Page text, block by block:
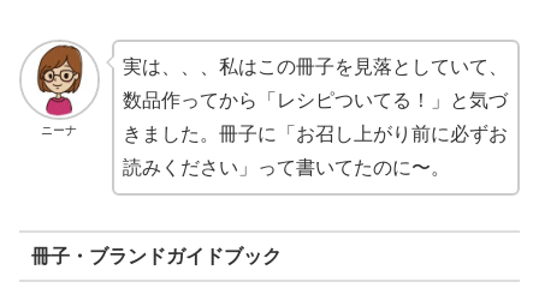
ニーナ
実は、、、私はこの冊子を見落としていて、
数品作ってから「レシピついてる！」と気づ
きました。冊子に「お召し上がり前に必ずお
読みください」って書いてたのに〜。
冊子・ブランドガイドブック